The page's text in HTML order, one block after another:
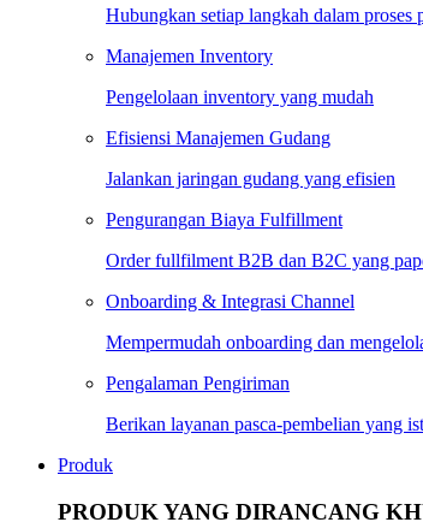
Hubungkan setiap langkah dalam proses
Manajemen Inventory
Pengelolaan inventory yang mudah
Efisiensi Manajemen Gudang
Jalankan jaringan gudang yang efisien
Pengurangan Biaya Fulfillment
Order fullfilment B2B dan B2C yang
Onboarding & Integrasi Channel
Mempermudah onboarding dan
Pengalaman Pengiriman
Berikan layanan pasca-pembelian yang
Produk
PRODUK YANG DIRANCANG